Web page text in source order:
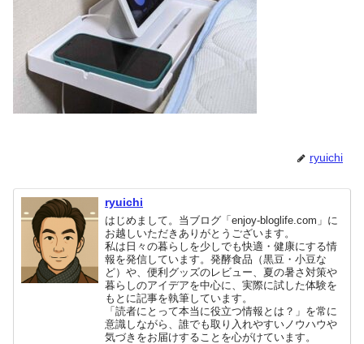
ryuichi
ryuichi
はじめまして。当ブログ「enjoy-bloglife.com」に
お越しいただきありがとうございます。
私は日々の暮らしを少しでも快適・健康にする情
報を発信しています。発酵食品（黒豆・小豆な
ど）や、便利グッズのレビュー、夏の暑さ対策や
暮らしのアイデアを中心に、実際に試した体験を
もとに記事を執筆しています。
「読者にとって本当に役立つ情報とは？」を常に
意識しながら、誰でも取り入れやすいノウハウや
気づきをお届けすることを心がけています。